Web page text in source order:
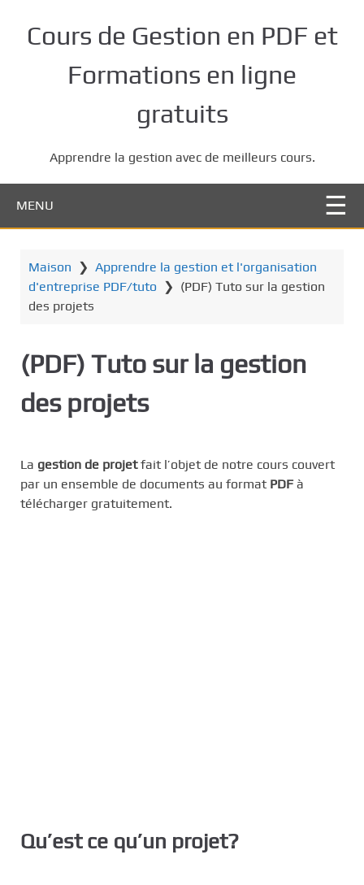
o
Cours de Gestion en PDF et
Formations en ligne
gratuits
Apprendre la gestion avec de meilleurs cours.
MENU
Maison ❯ Apprendre la gestion et l'organisation
d'entreprise PDF/tuto ❯ (PDF) Tuto sur la gestion
des projets
(PDF) Tuto sur la gestion
des projets
La gestion de projetfait l’objet de notre cours couvert
par un ensemble de documents au format PDFà
télécharger gratuitement.
Qu’est ce qu’un projet?